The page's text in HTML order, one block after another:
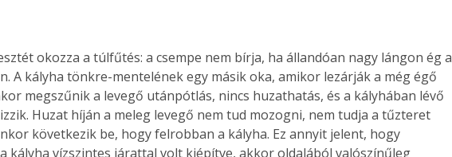
okozza a túlfűtés: a csempe nem bírja, ha állandóan nagy lángon ég a
A kályha tönkre-mentelének egy másik oka, amikor lezárják a még égő
megszűnik a levegő utánpótlás, nincs huzathatás, és a kályhában lévő
Huzat híján a meleg levegő nem tud mozogni, nem tudja a tűzteret
következik be, hogy felrobban a kályha. Ez annyit jelent, hogy
kályha vízszintes járattal volt kiépítve, akkor oldalából valószínűleg